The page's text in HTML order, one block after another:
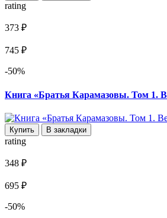
rating
373 ₽
745 ₽
-50%
Книга «Братья Карамазовы. Том 1.
Купить В закладки
rating
348 ₽
695 ₽
-50%